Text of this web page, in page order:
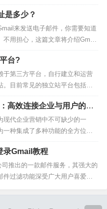
量和流量的关键。在这篇文章
一些115shop独立站优化建议，
专业和高效。1. 选择合适的主题1
的主题可供选择，但要确保你选
是多少？
来发送电子邮件，你需要知道
用担心，这篇文章将介绍Gmail
它的一些特点和优势。快来跟我
邮箱网址的基本知识Gmail邮
。如果你想要打开Gma
地址栏中输入这个...
台?
于第三方平台，自行建立和运营
。目前常见的独立站平台包括以
：是一种流行的开源内容管理系
主题和插件，可满足各种网站需
一个开源的内容管理系统，适用
提供了众多的扩展和模板。Dru
高效连接企业与用户的营
现代企业营销中不可缺少的一
种集成了多种功能的全方位营
邮件群发平台，企业可以轻松地
发放信息、宣传资料等，并且
析和跟踪功能，帮助企业更好地
推动销售、提高品牌曝光度。目
录Gmail教程
推出的一款邮件服务，其强大的
件过滤功能深受广大用户喜爱。